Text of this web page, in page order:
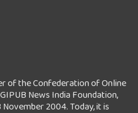
of the Confederation of Online
News India Foundation,
2004. Today, it is